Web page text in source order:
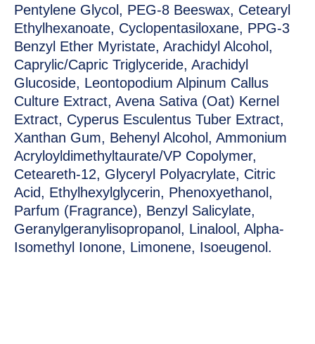
Pentylene Glycol, PEG-8 Beeswax, Cetearyl
Ethylhexanoate, Cyclopentasiloxane, PPG-3
Benzyl Ether Myristate, Arachidyl Alcohol,
Caprylic/Capric Triglyceride, Arachidyl
Glucoside, Leontopodium Alpinum Callus
Culture Extract, Avena Sativa (Oat) Kernel
Extract, Cyperus Esculentus Tuber Extract,
Xanthan Gum, Behenyl Alcohol, Ammonium
Acryloyldimethyltaurate/VP Copolymer,
Ceteareth-12, Glyceryl Polyacrylate, Citric
Acid, Ethylhexylglycerin, Phenoxyethanol,
Parfum (Fragrance), Benzyl Salicylate,
Geranylgeranylisopropanol, Linalool, Alpha-
Isomethyl Ionone, Limonene, Isoeugenol.